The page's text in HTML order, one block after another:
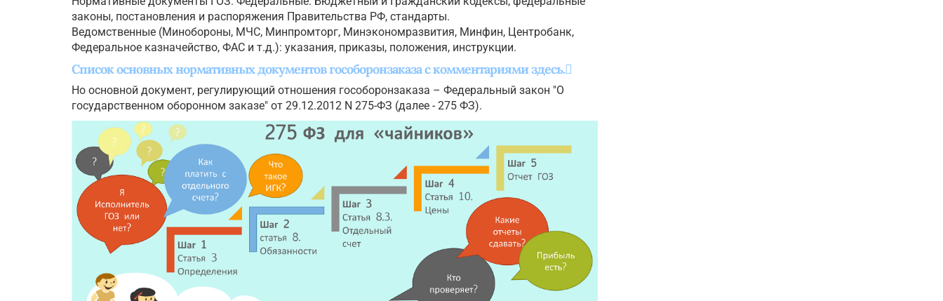
законы, постановления и распоряжения Правительства РФ, стандарты.
Ведомственные (Минобороны, МЧС, Минпромторг, Минэкономразвития, Минфин, Центробанк,
Федеральное казначейство, ФАС и т.д.): указания, приказы, положения, инструкции.
Список основных нормативных документов гособоронзаказа с комментариями здесь.
Но основной документ, регулирующий отношения гособоронзаказа – Федеральный закон "О
государственном оборонном заказе" от 29.12.2012 N 275-ФЗ (далее - 275 ФЗ).